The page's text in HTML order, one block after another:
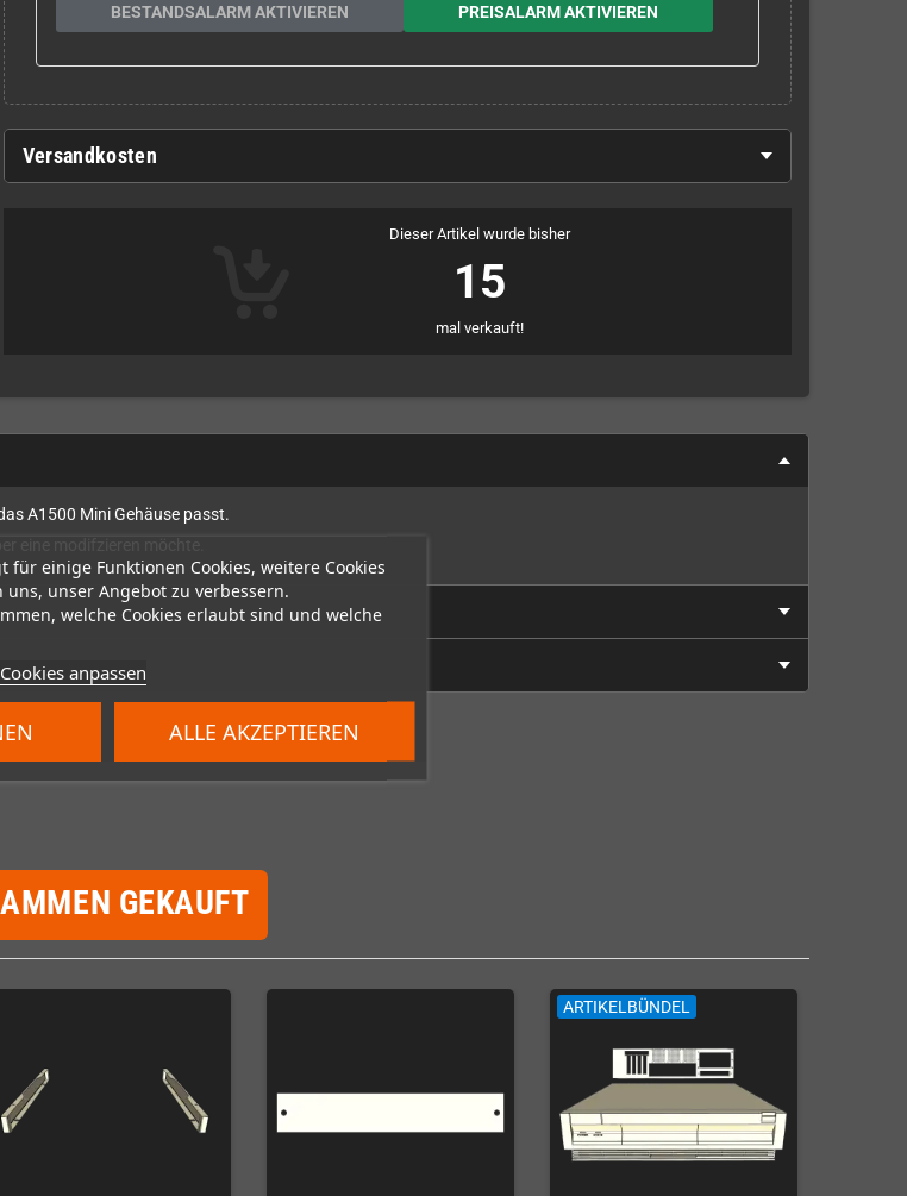
für einige Funktionen Cookies, weitere Cookies
unser Angebot zu verbessern.
welche Cookies erlaubt sind und welche
Cookies anpassen
ALLE AKZEPTIEREN
BESTANDSALARM AKTIVIEREN PREISALARM AKTIVIEREN
Versandkosten
Dieser Artikel wurde bisher
15
mal verkauft!
A1500 Mini Gehäuse passt.
eine modifzieren möchte.
GEKAUFT
ARTIKELBÜNDEL